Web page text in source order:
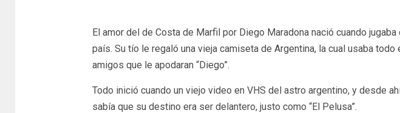
El amor del de Costa de Marfil por Diego Maradona nació cuando
país. Su tío le regaló una vieja camiseta de Argentina, la cual usaba
amigos que le apodaran “Diego”.
Todo inició cuando un viejo video en VHS del astro argentino, y desde
sabía que su destino era ser delantero, justo como “El Pelusa”.